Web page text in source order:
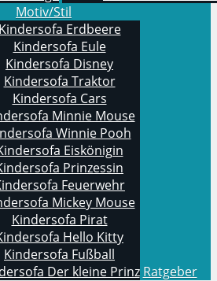
Motiv/Stil
Kindersofa Erdbeere
Kindersofa Eule
Kindersofa Disney
Kindersofa Traktor
Kindersofa Cars
Minnie Mouse
Winnie Pooh
Eiskönigin
Prinzessin
Feuerwehr
Mickey Mouse
Kindersofa Pirat
Hello Kitty
Kindersofa Fußball
Der kleine Prinz Ratgeber